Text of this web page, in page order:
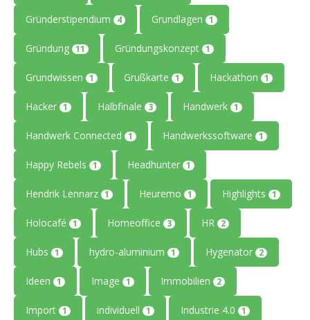
Gründerstipendium 4 Grundlagen 1
Gründung 11 Gründungskonzept 1
Grundwissen 1 Grußkarte 1 Hackathon 1
Hacker 1 Halbfinale 3 Handwerk 1
Handwerk Connected 1 Handwerkssoftware 1
Happy Rebels 1 Headhunter 1
Hendrik Lennarz 1 Heuremo 1 Highlights 1
Holocafé 1 Homeoffice 3 HR 2
Hubs 1 hydro-aluminium 1 Hygenator 2
Ideen 1 Image 1 Immobilien 2
Import 1 individuell 1 Industrie 4.0 1